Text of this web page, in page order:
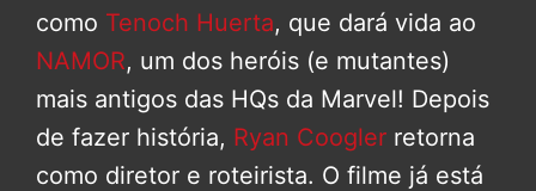
como Tenoch Huerta, que dará vida ao
NAMOR, um dos heróis (e mutantes)
mais antigos das HQs da Marvel! Depois
de fazer história, Ryan Coogler retorna
como diretor e roteirista. O filme já está